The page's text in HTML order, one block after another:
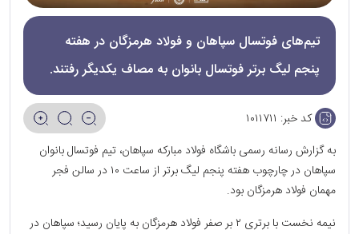
تیم‌های فوتسال سپاهان و فولاد هرمزگان در هفته
پنجم لیگ برتر فوتسال بانوان به مصاف یکدیگر رفتند‌.
کد خبر: ۱۰۱۱۷۱۱
به گزارش رسانه رسمی باشگاه فولاد مبارکه سپاهان، تیم فوتسال بانوان
سپاهان در چارچوب هفته پنجم لیگ برتر از ساعت ۱۰ در سالن فجر
مهمان فولاد هرمزگان بود.
نیمه نخست با برتری ۲ بر صفر فولاد هرمزگان به پایان رسید؛ سپاهان در